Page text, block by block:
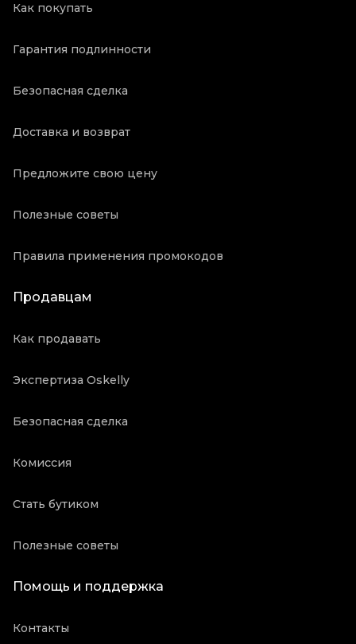
Как покупать
Гарантия подлинности
Безопасная сделка
Доставка и возврат
Предложите свою цену
Полезные советы
Правила применения промокодов
Продавцам
Как продавать
Экспертиза Oskelly
Безопасная сделка
Комиссия
Стать бутиком
Полезные советы
Помощь и поддержка
Контакты